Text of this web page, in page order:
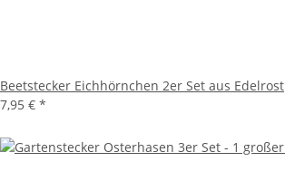
Beetstecker Eichhörnchen 2er Set aus Edelrost
7,95 € *